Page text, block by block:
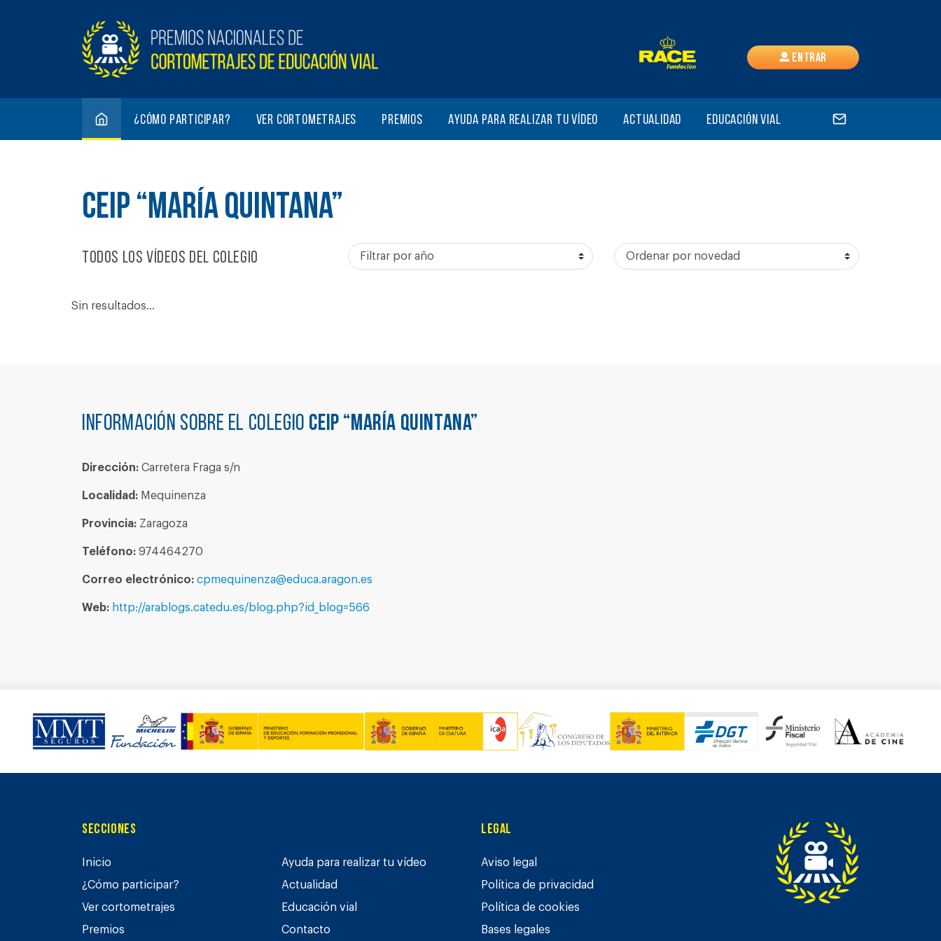
Entrar
¿Cómo participar? Ver cortometrajes Premios Ayuda para realizar tu vídeo Actualidad Educación vial
CEIP “MARÍA QUINTANA”
Todos los vídeos del colegio
Sin resultados...
Información sobre el colegio CEIP “MARÍA QUINTANA”
Dirección: Carretera Fraga s/n
Localidad: Mequinenza
Provincia: Zaragoza
Teléfono: 974464270
Correo electrónico: cpmequinenza@educa.aragon.es
Web: http://arablogs.catedu.es/blog.php?id_blog=566
Secciones
Inicio
¿Cómo participar?
Ver cortometrajes
Premios
Ayuda para realizar tu vídeo
Actualidad
Educación vial
Contacto
Legal
Aviso legal
Política de privacidad
Política de cookies
Bases legales